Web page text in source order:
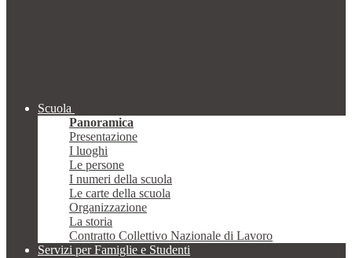
Scuola
Panoramica
Presentazione
I luoghi
Le persone
I numeri della scuola
Le carte della scuola
Organizzazione
La storia
Contratto Collettivo Nazionale di Lavoro
Servizi per Famiglie e Studenti